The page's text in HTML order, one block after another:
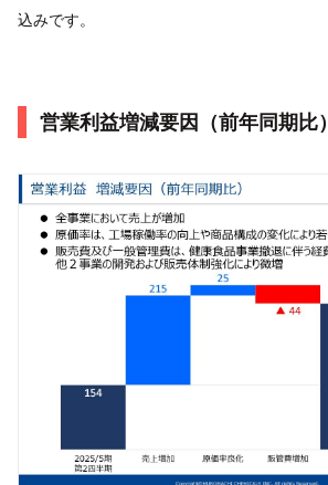
込みです。
営業利益増減要因（前年同期比）